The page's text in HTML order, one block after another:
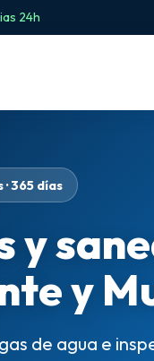
24h
365 días
y
y
de agua e